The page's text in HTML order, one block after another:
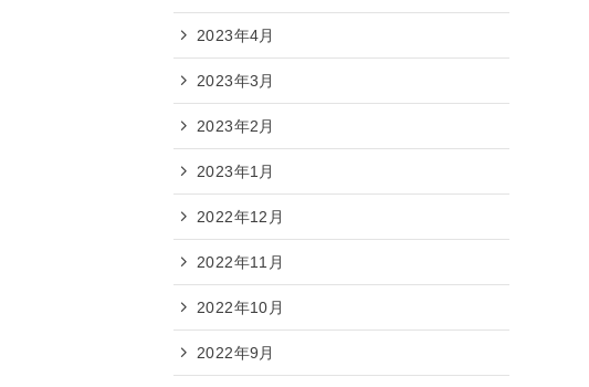
2023年4月
2023年3月
2023年2月
2023年1月
2022年12月
2022年11月
2022年10月
2022年9月